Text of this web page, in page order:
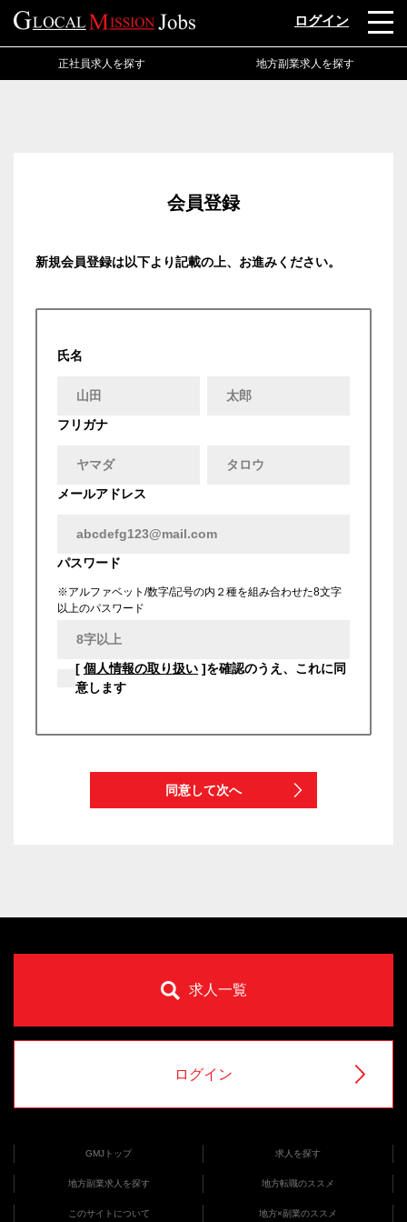
ログイン
正社員求人を探す 地方副業求人を探す
会員登録
新規会員登録は以下より記載の上、お進みください。
氏名
フリガナ
メールアドレス
パスワード
※アルファベット/数字/記号の内２種を組み合わせた8文字
以上のパスワード
[ 個人情報の取り扱い ]を確認のうえ、これに同
意します
同意して次へ
求人一覧
ログイン
GMJトップ 求人を探す
地方副業求人を探す 地方転職のススメ
このサイトについて 地方×副業のススメ